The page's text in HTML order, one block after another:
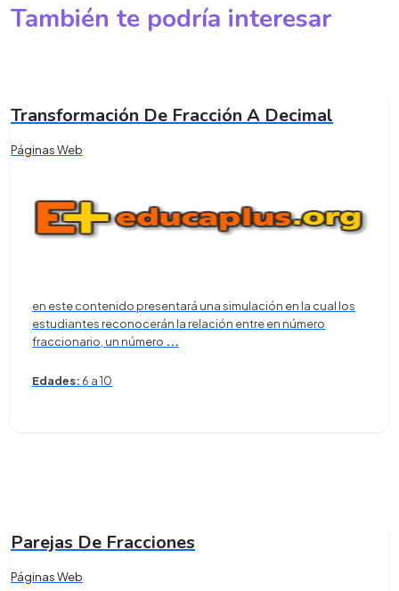
También te podría interesar
Transformación De Fracción A Decimal
Páginas Web
en este contenido presentará una simulación en la cual los
estudiantes reconocerán la relación entre en número
fraccionario, un número ...
Edades: 6 a 10
Parejas De Fracciones
Páginas Web